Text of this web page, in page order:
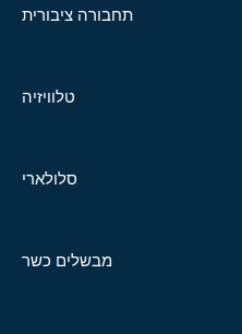
תחבורה ציבורית
טלוויזיה
סלולארי
מבשלים כשר